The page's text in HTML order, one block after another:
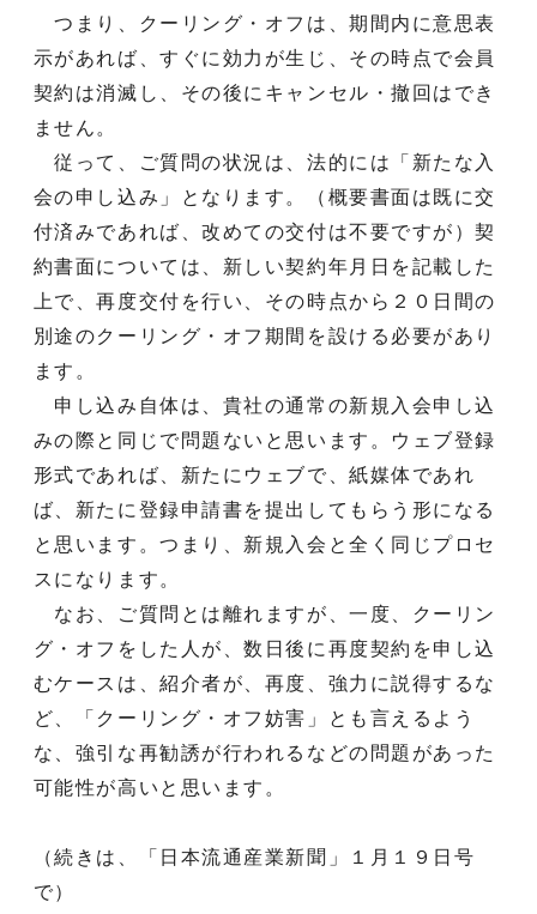
つまり、クーリング・オフは、期間内に意思表
示があれば、すぐに効力が生じ、その時点で会員
契約は消滅し、その後にキャンセル・撤回はでき
ません。
従って、ご質問の状況は、法的には「新たな入
会の申し込み」となります。（概要書面は既に交
付済みであれば、改めての交付は不要ですが）契
約書面については、新しい契約年月日を記載した
上で、再度交付を行い、その時点から２０日間の
別途のクーリング・オフ期間を設ける必要があり
ます。
申し込み自体は、貴社の通常の新規入会申し込
みの際と同じで問題ないと思います。ウェブ登録
形式であれば、新たにウェブで、紙媒体であれ
ば、新たに登録申請書を提出してもらう形になる
と思います。つまり、新規入会と全く同じプロセ
スになります。
なお、ご質問とは離れますが、一度、クーリン
グ・オフをした人が、数日後に再度契約を申し込
むケースは、紹介者が、再度、強力に説得するな
ど、「クーリング・オフ妨害」とも言えるよう
な、強引な再勧誘が行われるなどの問題があった
可能性が高いと思います。
（続きは、「日本流通産業新聞」１月１９日号
で）